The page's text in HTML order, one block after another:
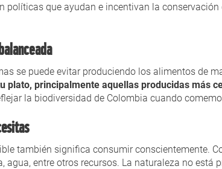
políticas que ayudan e incentivan la
se puede evitar produciendo los alimentos de
plato, principalmente aquellas producidas más
la biodiversidad de Colombia cuando
también significa consumir conscientemente.
agua, entre otros recursos. La naturaleza no